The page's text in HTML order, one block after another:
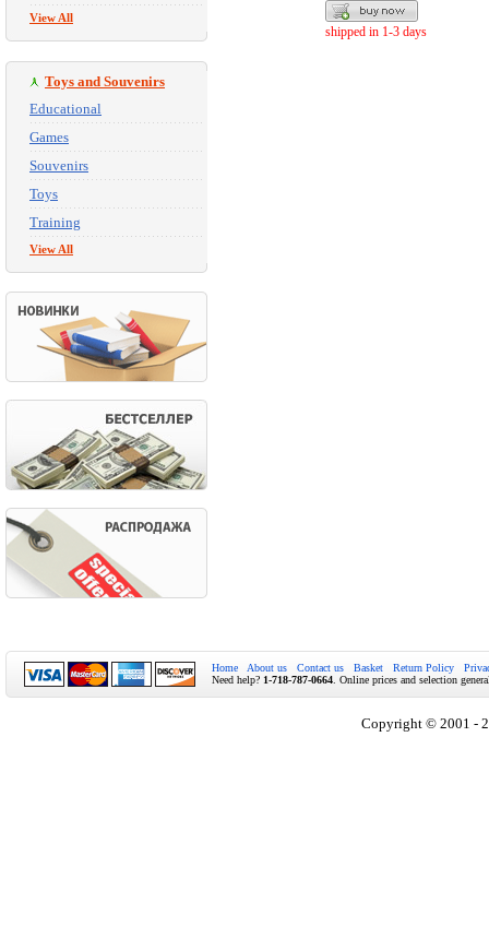
View All
Toys and Souvenirs
Educational
Games
Souvenirs
Toys
Training
View All
shipped in 1-3 days
Home About us Contact us Basket Return Policy
Need help? 1-718-787-0664 . Online prices and selection
Copyright © 2001 -